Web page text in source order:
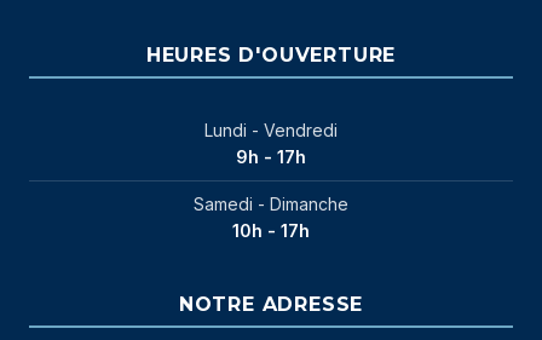
HEURES D'OUVERTURE
Lundi - Vendredi
9h - 17h
Samedi - Dimanche
10h - 17h
NOTRE ADRESSE